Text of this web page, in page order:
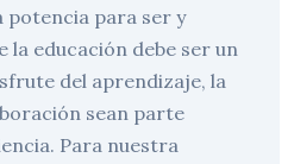
potencia para ser y
la educación debe ser un
del aprendizaje, la
sean parte
Para nuestra